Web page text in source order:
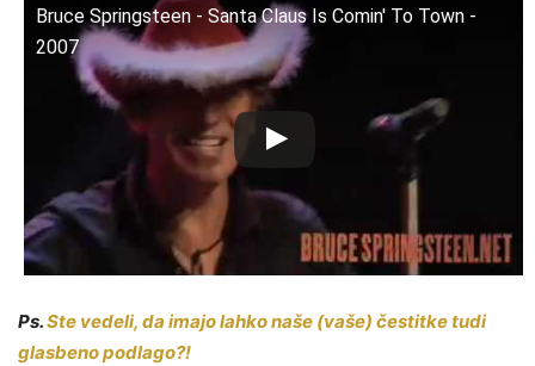
Bruce Springsteen - Santa Claus Is Comin' To Town -
2007
Ps.Ste vedeli, da imajo lahko naše (vaše) čestitke tudi
glasbeno podlago?!